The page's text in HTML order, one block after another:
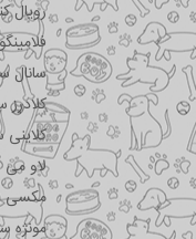
رویال
لاو می
مکسی